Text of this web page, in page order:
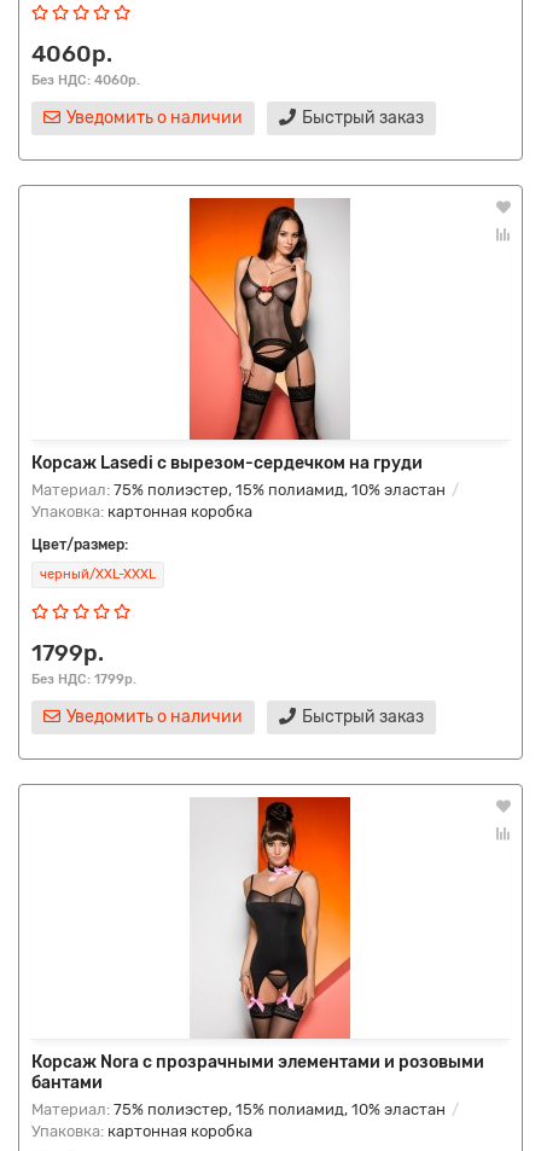
4060р.
Без НДС: 4060р.
Уведомить о наличии Быстрый заказ
Корсаж Lasedi с вырезом-сердечком на груди
Материал: 75% полиэстер, 15% полиамид, 10% эластан
Упаковка: картонная коробка
Цвет/размер:
черный/XXL-XXXL
1799р.
Без НДС: 1799р.
Уведомить о наличии Быстрый заказ
Корсаж Nora с прозрачными элементами и розовыми
бантами
Материал: 75% полиэстер, 15% полиамид, 10% эластан
Упаковка: картонная коробка